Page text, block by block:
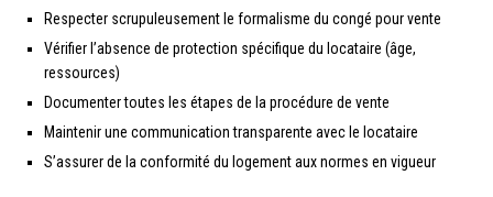
Respecter scrupuleusement le formalisme du congé pour vente
Vérifier l’absence de protection spécifique du locataire (âge,
ressources)
Documenter toutes les étapes de la procédure de vente
Maintenir une communication transparente avec le locataire
S’assurer de la conformité du logement aux normes en vigueur